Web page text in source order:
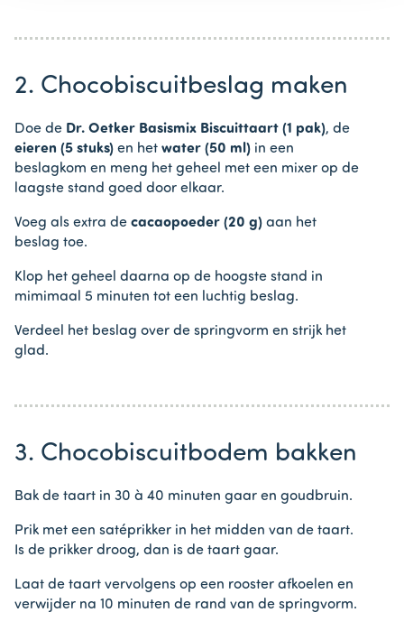
2. Chocobiscuitbeslag maken
Doe de Dr. Oetker Basismix Biscuittaart (1 pak), de
eieren (5 stuks) en het water (50 ml) in een
beslagkom en meng het geheel met een mixer op de
laagste stand goed door elkaar.
Voeg als extra de cacaopoeder (20 g) aan het
beslag toe.
Klop het geheel daarna op de hoogste stand in
mimimaal 5 minuten tot een luchtig beslag.
Verdeel het beslag over de springvorm en strijk het
glad.
3. Chocobiscuitbodem bakken
Bak de taart in 30 à 40 minuten gaar en goudbruin.
Prik met een satéprikker in het midden van de taart.
Is de prikker droog, dan is de taart gaar.
Laat de taart vervolgens op een rooster afkoelen en
verwijder na 10 minuten de rand van de springvorm.